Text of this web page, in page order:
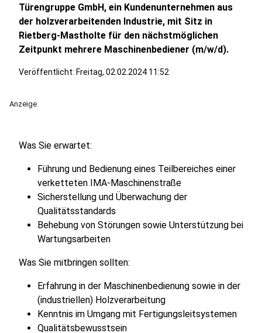
Türengruppe GmbH, ein Kundenunternehmen aus
der holzverarbeitenden Industrie, mit Sitz in
Rietberg-Mastholte für den nächstmöglichen
Zeitpunkt mehrere Maschinenbediener (m/w/d).
Veröffentlicht: Freitag, 02.02.2024 11:52
Anzeige
Was Sie erwartet:
Führung und Bedienung eines Teilbereiches einer
verketteten IMA-Maschinenstraße
Sicherstellung und Überwachung der
Qualitätsstandards
Behebung von Störungen sowie Unterstützung bei
Wartungsarbeiten
Was Sie mitbringen sollten:
Erfahrung in der Maschinenbedienung sowie in der
(industriellen) Holzverarbeitung
Kenntnis im Umgang mit Fertigungsleitsystemen
Qualitätsbewusstsein